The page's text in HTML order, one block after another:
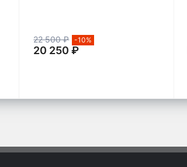
22 500 ₽ -10%
20 250 ₽